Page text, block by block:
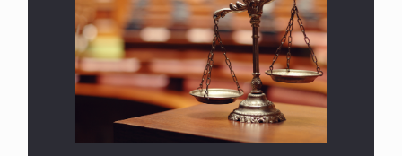
هل يجوز فتح مشروع كوافير نسائي للمحجبات وغير
المحجبات؟